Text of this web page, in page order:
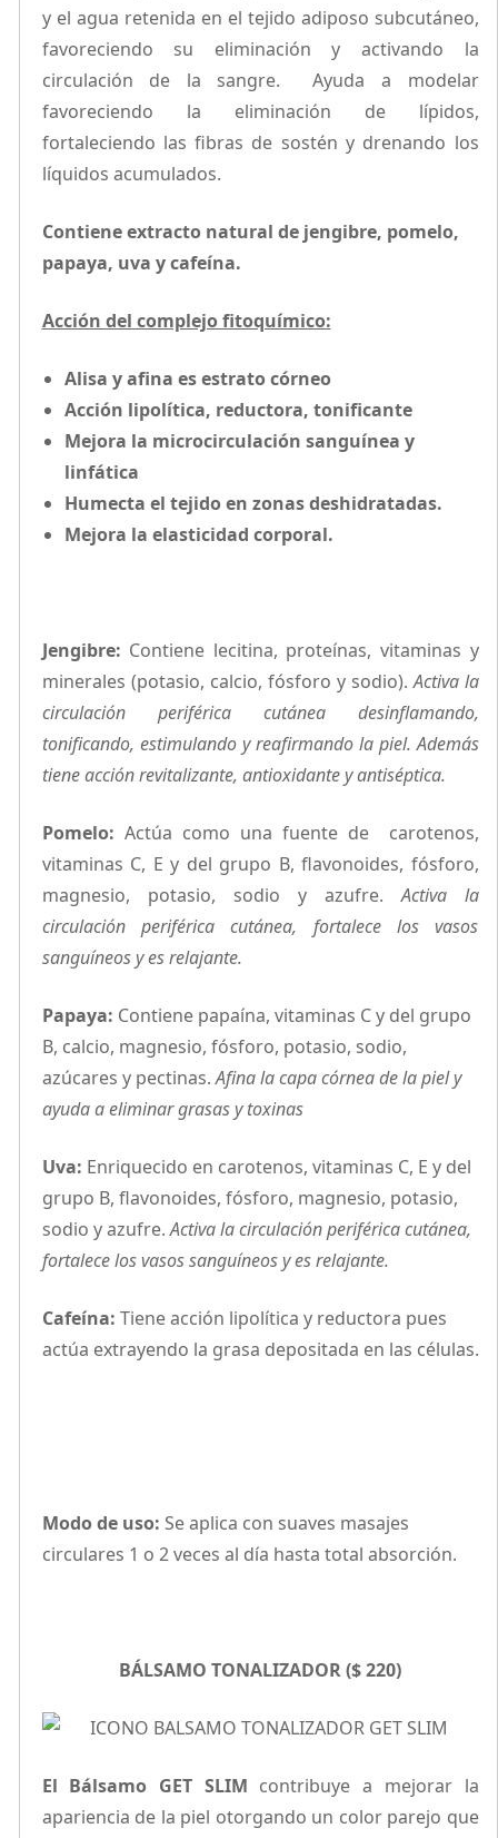
y el agua retenida en el tejido adiposo subcutáneo,
favoreciendo su eliminación y activando la
circulación de la sangre. Ayuda a modelar
favoreciendo la eliminación de lípidos,
fortaleciendo las fibras de sostén y drenando los
líquidos acumulados.
Contiene extracto natural de jengibre, pomelo,
papaya, uva y cafeína.
Acción del complejo fitoquímico:
Alisa y afina es estrato córneo
Acción lipolítica, reductora, tonificante
Mejora la microcirculación sanguínea y
linfática
Humecta el tejido en zonas deshidratadas.
Mejora la elasticidad corporal.
Jengibre: Contiene lecitina, proteínas, vitaminas y
minerales (potasio, calcio, fósforo y sodio).Activa la
circulación periférica cutánea desinflamando,
tonificando, estimulando y reafirmando la piel. Además
tiene acción revitalizante, antioxidante y antiséptica.
Pomelo: Actúa como una fuente de carotenos,
vitaminas C, E y del grupo B, flavonoides, fósforo,
magnesio, potasio, sodio y azufre.Activa la
circulación periférica cutánea, fortalece los vasos
sanguíneos y es relajante.
Papaya: Contiene papaína, vitaminas C y del grupo
B, calcio, magnesio, fósforo, potasio, sodio,
azúcares y pectinas.Afina la capa córnea de la piel y
ayuda a eliminar grasas y toxinas
Uva: Enriquecido en carotenos, vitaminas C, E y del
grupo B, flavonoides, fósforo, magnesio, potasio,
sodio y azufre.Activa la circulación periférica cutánea,
fortalece los vasos sanguíneos y es relajante.
Cafeína: Tiene acción lipolítica y reductora pues
actúa extrayendo la grasa depositada en las células.
Modo de uso: Se aplica con suaves masajes
circulares 1 o 2 veces al día hasta total absorción.
BÁLSAMO TONALIZADOR ($ 220)
El Bálsamo GET SLIM contribuye a mejorar la
apariencia de la piel otorgando un color parejo que